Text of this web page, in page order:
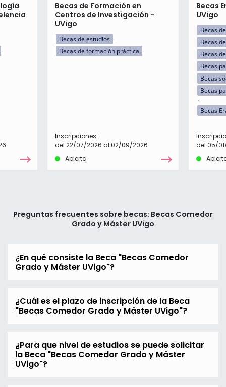
Becas de Formación en
Centros de Investigación -
UVigo
Becas de estudios
Becas de formación práctica
Inscripciones:
del 22/07/2026 al 02/09/2026
Abierta
Becas
UVigo
Becas
Becas
Becas
Becas
Becas
Becas
Becas
del 05/
Preguntas frecuentes sobre becas: Becas Comedor
Grado y Máster UVigo
¿En qué consiste la Beca "Becas Comedor
Grado y Máster UVigo"?
¿Cuál es el plazo de inscripción de la Beca
"Becas Comedor Grado y Máster UVigo"?
¿Para que nivel de estudios se puede solicitar
la Beca "Becas Comedor Grado y Máster
UVigo"?